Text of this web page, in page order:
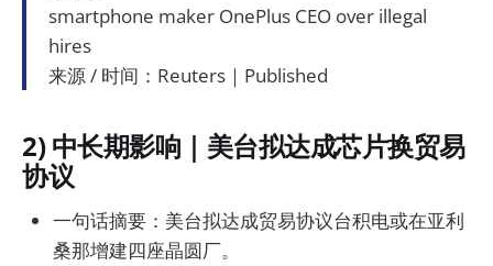
smartphone maker OnePlus CEO over illegal
hires
来源 / 时间：Reuters｜Published
2) 中长期影响｜美台拟达成芯片换贸易
协议
一句话摘要：美台拟达成贸易协议台积电或在亚利
桑那增建四座晶圆厂。